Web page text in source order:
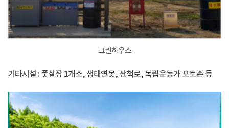
크린하우스
기타시설 : 풋살장 1개소, 생태연못, 산책로, 독립운동가 포토존 등